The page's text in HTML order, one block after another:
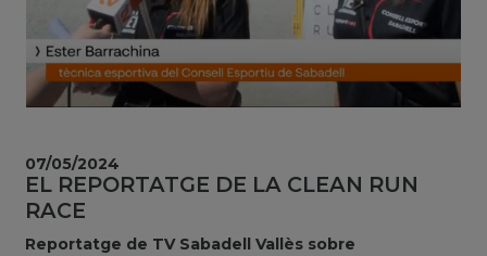
EL REPORTATGE DE LA CLEAN RUN
RACE
Reportatge de TV Sabadell Vallès sobre
07/05/2024